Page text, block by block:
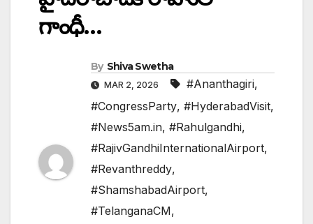
గాంధీ…
By Shiva Swetha
MAR 2, 2026 #Ananthagiri,
#CongressParty, #HyderabadVisit,
#News5am.in, #Rahulgandhi,
#RajivGandhiInternationalAirport,
#Revanthreddy,
#ShamshabadAirport,
#TelanganaCM,